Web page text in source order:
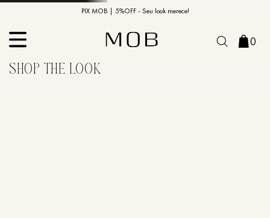
PIX MOB | 5%OFF - Seu look merece!
10% OFF na primeira compra | Cupom: BEMVINDO10*
0